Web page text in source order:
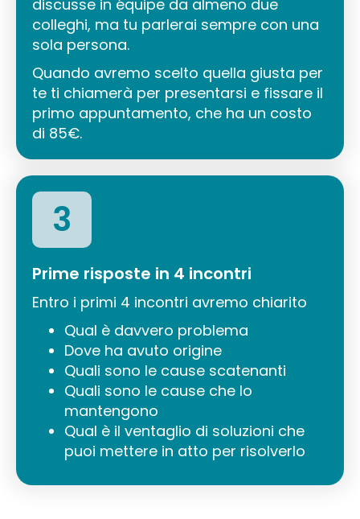
discusse in équipe da almeno due
colleghi, ma tu parlerai sempre con una
sola persona.
Quando avremo scelto quella giusta per
te ti chiamerà per presentarsi e fissare il
primo appuntamento, che ha un costo
di 85€.
3
Prime risposte in 4 incontri
Entro i primi 4 incontri avremo chiarito
Qual è davvero problema
Dove ha avuto origine
Quali sono le cause scatenanti
Quali sono le cause che lo
mantengono
Qual è il ventaglio di soluzioni che
puoi mettere in atto per risolverlo